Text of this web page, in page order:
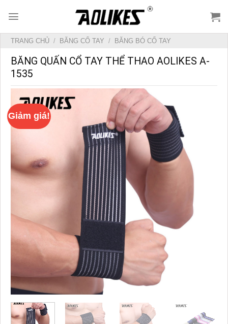
TRANG CHỦ / BĂNG CỔ TAY / BĂNG BÓ CỔ TAY
BĂNG QUẤN CỔ TAY THỂ THAO AOLIKES A-
1535
Giảm giá!